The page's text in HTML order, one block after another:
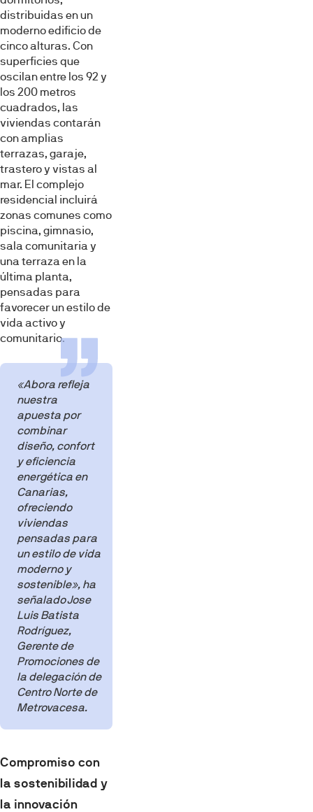
Esta página web usa cookies
Las cookies de este sitio web se usan para personalizar
el contenido y los anuncios, ofrecer funciones de redes
sociales y analizar el tráfico. Además, compartimos
información sobre el uso que haga del sitio web con
web, quienes pueden combinarla con otra información
partir del uso que haya hecho de sus servicios.
distribuidas en un
moderno edificio de
cinco alturas. Con
superficies que
oscilan entre los 92 y
los 200 metros
cuadrados, las
viviendas contarán
con amplias
terrazas, garaje,
trastero y vistas al
mar. El complejo
residencial incluirá
zonas comunes como
piscina, gimnasio,
sala comunitaria y
una terraza en la
última planta,
pensadas para
favorecer un estilo de
vida activo y
comunitario.
«Abora refleja
nuestra
apuesta por
combinar
diseño, confort
y eficiencia
energética en
Canarias,
ofreciendo
viviendas
pensadas para
un estilo de vida
moderno y
sostenible», ha
señalado Jose
Luis Batista
Rodríguez,
Gerente de
Promociones de
la delegación de
Centro Norte de
Metrovacesa.
Compromiso con
la sostenibilidad y
la innovación